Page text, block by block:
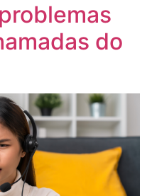
do